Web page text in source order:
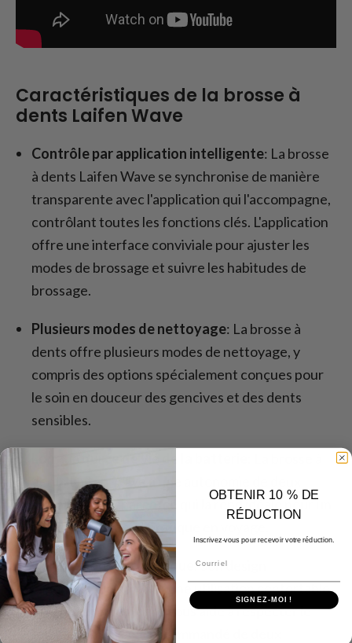
Caractéristiques de la brosse à
dents Laifen Wave
Contrôle par application intelligente: La brosse
à dents Laifen Wave se synchronise de manière
transparente avec l'application qui l'accompagne,
contrôlant toutes les fonctions clés. L'application
offre une interface conviviale pour ajuster les
modes de brossage et suivre les habitudes de
brossage.
Plusieurs modes de nettoyage: La brosse à
dents offre plusieurs modes de nettoyage, y
compris des options spécialement conçues pour
le soin en douceur des gencives et des dents
sensibles.
dents Laifen Wave a une autonomie de deux
semaines par charge, ce qui la rend idéale pour un
usage quotidien et pratique en voyage.
Conception ergonomique : Son design
ergonomique garantit une utilisation confortable,
et le minuteur intégré vous aide à respecter le
temps de brossage recommandé de deux
OBTENIR 10 % DE
RÉDUCTION
Inscrivez-vous pour recevoir votre réduction.
SIGNEZ-MOI !